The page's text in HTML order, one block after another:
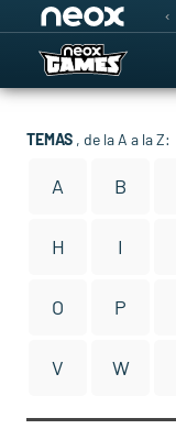
TEMAS , de la A a la Z:
A B
H I
O P
V W